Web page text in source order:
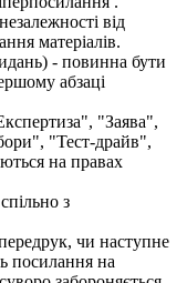
від
матеріалів.
- повинна бути
абзаці
"Заява",
"Тест-драйв",
на правах
з
чи наступне
посилання на